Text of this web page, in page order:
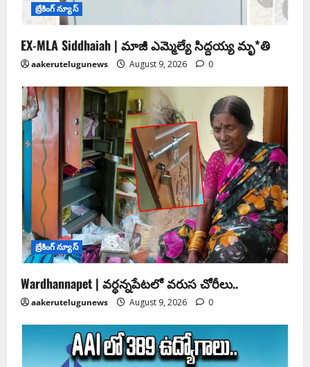
బ్రేకింగ్ న్యూస్
EX-MLA Siddhaiah | మాజీ ఎమ్మెల్యే సిద్దయ్య మృ*తి
aakerutelugunews August 9, 2026 0
బ్రేకింగ్ న్యూస్
Wardhannapet | వర్ధన్నపేటలో వరుస చోరీలు..
aakerutelugunews August 9, 2026 0